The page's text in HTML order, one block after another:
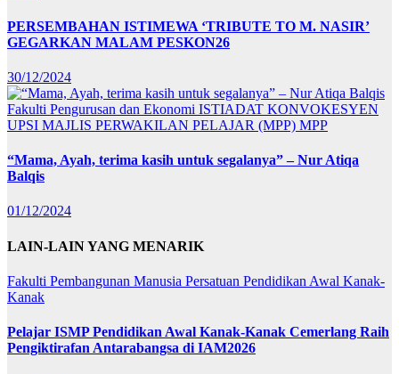
PERSEMBAHAN ISTIMEWA ‘TRIBUTE TO M. NASIR’
GEGARKAN MALAM PESKON26
30/12/2024
Fakulti Pengurusan dan Ekonomi ISTIADAT KONVOKESYEN
UPSI MAJLIS PERWAKILAN PELAJAR (MPP) MPP
“Mama, Ayah, terima kasih untuk segalanya” – Nur Atiqa
Balqis
01/12/2024
LAIN-LAIN YANG MENARIK
Fakulti Pembangunan Manusia Persatuan Pendidikan Awal Kanak-
Kanak
Pelajar ISMP Pendidikan Awal Kanak-Kanak Cemerlang Raih
Pengiktirafan Antarabangsa di IAM2026